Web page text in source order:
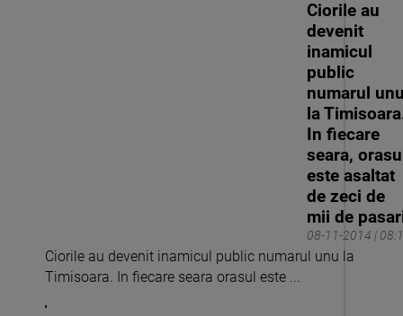
08-11-2014 |
Ciorile au
devenit
inamicul
public
numarul
la
In fiecare
seara,
este asaltat
de zeci de
mii de
Ciorile au devenit inamicul public numarul unu la
Timisoara. In fiecare seara orasul este ...